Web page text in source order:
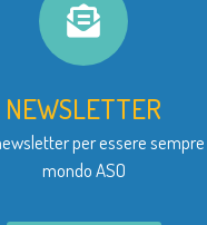
NEWSLETTER
per essere
mondo ASO